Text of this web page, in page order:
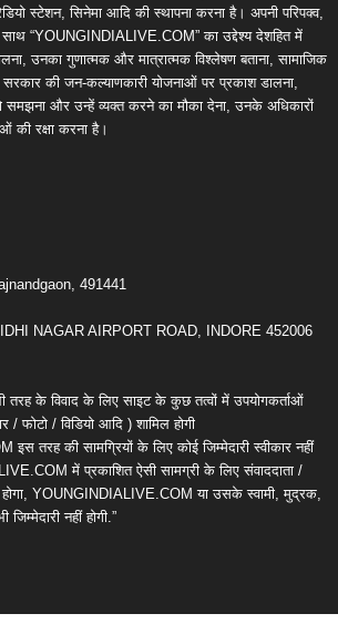
स्टेशन, सिनेमा आदि की स्थापना करना है। अपनी परिपक्व,
साथ “YOUNGINDIALIVE.COM” का उद्देश्य देशहित में
उनका गुणात्मक और मात्रात्मक विश्लेषण बताना, सामाजिक
की जन-कल्याणकारी योजनाओं पर प्रकाश डालना,
समझना और उन्हें व्यक्त करने का मौका देना, उनके अधिकारों
की रक्षा करना है।
491441
NAGAR AIRPORT ROAD, INDORE 452006
तरह के विवाद के लिए साइट के कुछ तत्वों में उपयोगकर्ताओं
/ फोटो / विडियो आदि ) शामिल होगी
तरह की सामग्रियों के लिए कोई जिम्मेदारी स्वीकार नहीं
में प्रकाशित ऐसी सामग्री के लिए संवाददाता /
होगा, YOUNGINDIALIVE.COM या उसके स्वामी, मुद्रक,
नहीं होगी.”